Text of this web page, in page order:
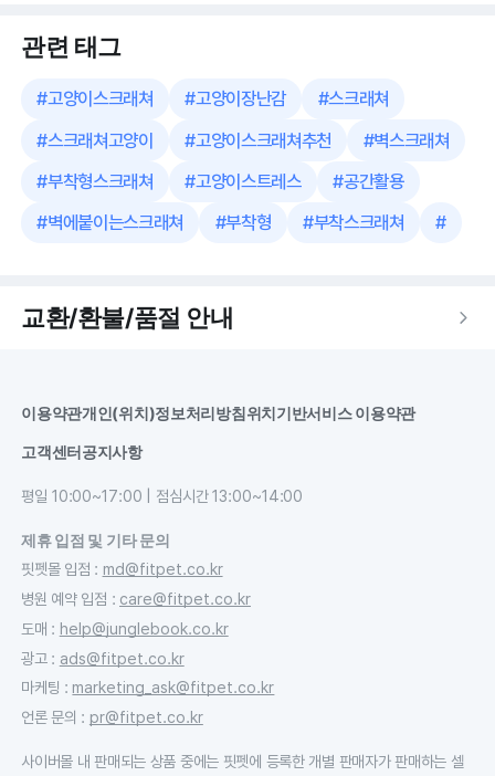
관련 태그
#고양이스크래쳐 #고양이장난감 #스크래쳐
#스크래쳐고양이 #고양이스크래쳐추천 #벽스크래쳐
#부착형스크래쳐 #고양이스트레스 #공간활용
#벽에붙이는스크래쳐 #부착형 #부착스크래쳐 #
교환/환불/품절 안내
이용약관개인(위치)정보처리방침위치기반서비스 이용약관
고객센터공지사항
평일 10:00~17:00 | 점심시간 13:00~14:00
제휴 입점 및 기타 문의
핏펫몰 입점 : md@fitpet.co.kr
병원 예약 입점 : care@fitpet.co.kr
도매 : help@junglebook.co.kr
광고: ads@fitpet.co.kr
마케팅 : marketing_ask@fitpet.co.kr
언론 문의 : pr@fitpet.co.kr
사이버몰 내 판매되는 상품 중에는 핏펫에 등록한 개별 판매자가 판매하는 셀